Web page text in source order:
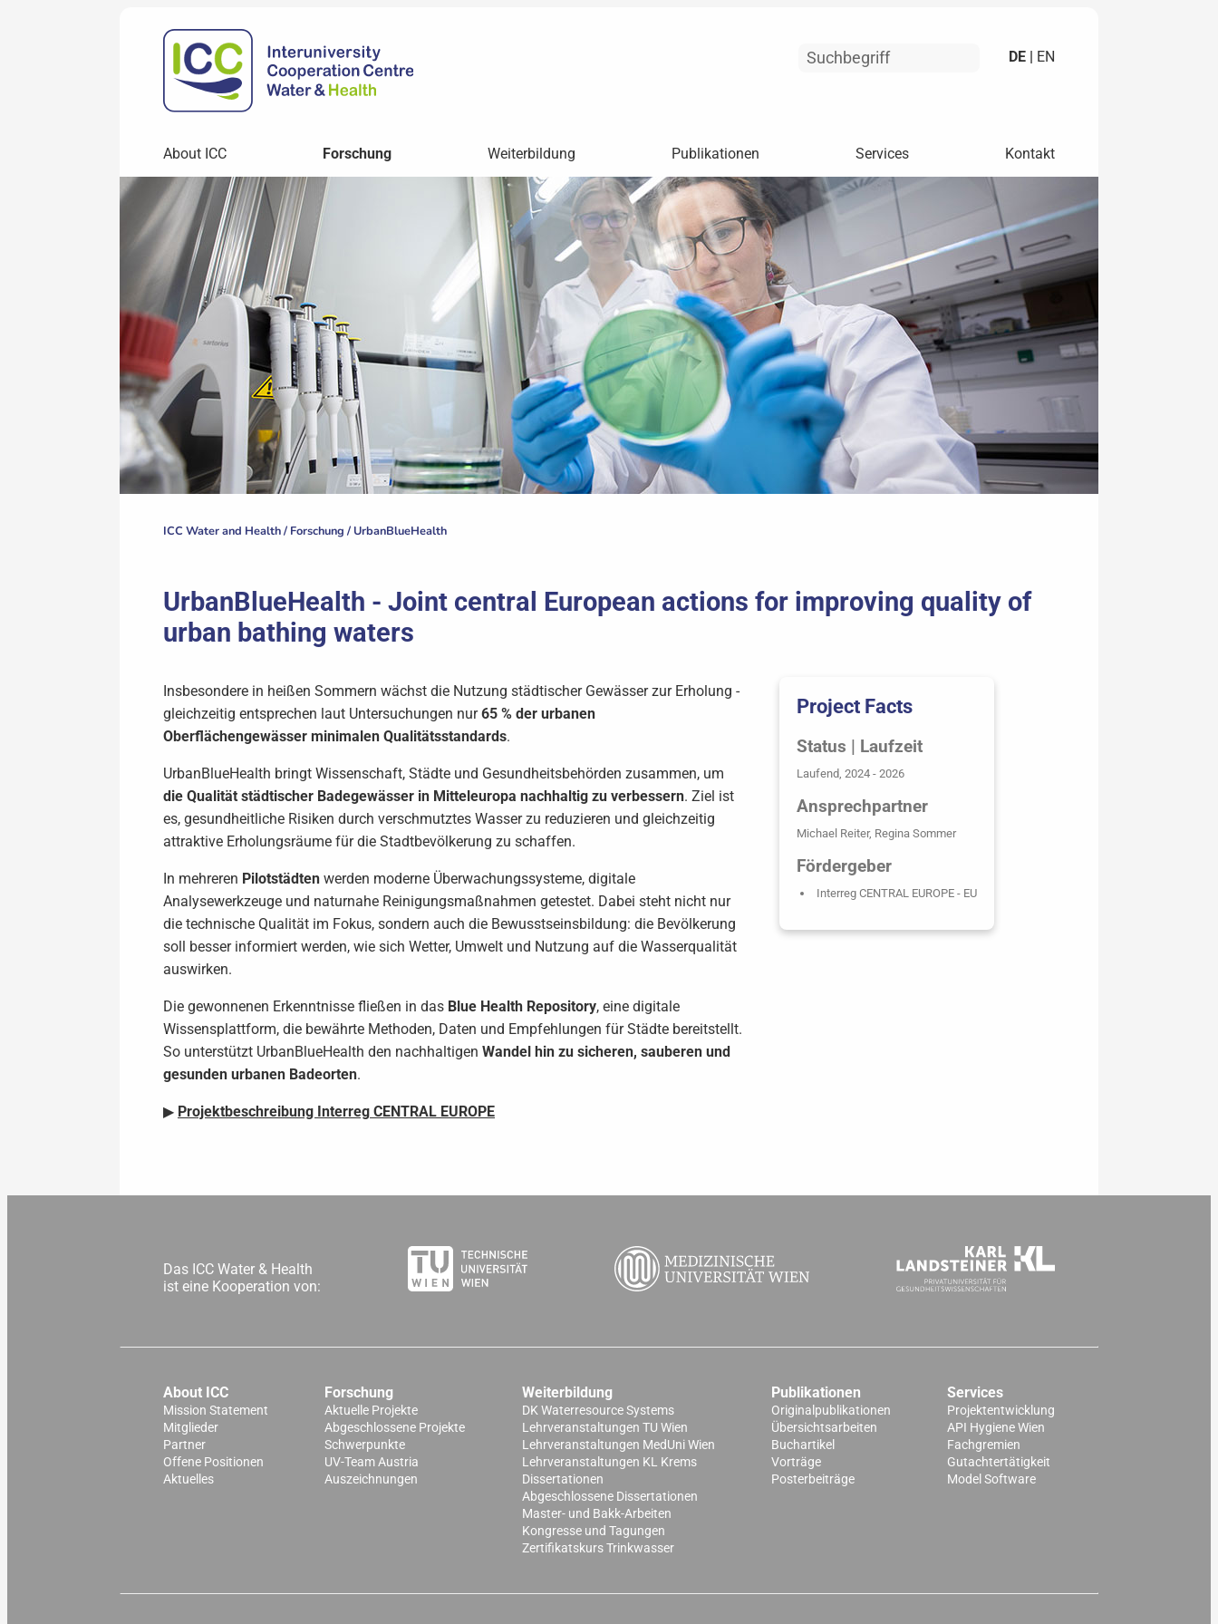
DE | EN
About ICC Forschung Weiterbildung Publikationen Services Kontakt
ICC Water and Health / Forschung / UrbanBlueHealth
UrbanBlueHealth - Joint central European actions for improving quality of
urban bathing waters
Insbesondere in heißen Sommern wächst die Nutzung städtischer Gewässer zur Erholung -
gleichzeitig entsprechen laut Untersuchungen nur65 % der urbanen
Oberflächengewässer minimalen Qualitätsstandards.
UrbanBlueHealth bringt Wissenschaft, Städte und Gesundheitsbehörden zusammen, um
die Qualität städtischer Badegewässer in Mitteleuropa nachhaltig zu verbessern. Ziel ist
es, gesundheitliche Risiken durch verschmutztes Wasser zu reduzieren und gleichzeitig
attraktive Erholungsräume für die Stadtbevölkerung zu schaffen.
In mehreren Pilotstädten werden moderne Überwachungssysteme, digitale
Analysewerkzeuge und naturnahe Reinigungsmaßnahmen getestet. Dabei steht nicht nur
die technische Qualität im Fokus, sondern auch die Bewusstseinsbildung: die Bevölkerung
soll besser informiert werden, wie sich Wetter, Umwelt und Nutzung auf die Wasserqualität
auswirken.
Die gewonnenen Erkenntnisse fließen in das Blue Health Repository, eine digitale
Wissensplattform, die bewährte Methoden, Daten und Empfehlungen für Städte bereitstellt.
So unterstützt UrbanBlueHealth den nachhaltigen Wandel hin zu sicheren, sauberen und
gesunden urbanen Badeorten.
▶ Projektbeschreibung Interreg CENTRAL EUROPE
Project Facts
Status | Laufzeit
Laufend, 2024 - 2026
Ansprechpartner
Michael Reiter, Regina Sommer
Fördergeber
Interreg CENTRAL EUROPE- EU
Das ICC Water & Health
ist eine Kooperation von:
About ICC
Mission Statement
Mitglieder
Partner
Offene Positionen
Aktuelles
Forschung
Aktuelle Projekte
Abgeschlossene Projekte
Schwerpunkte
UV-Team Austria
Auszeichnungen
Weiterbildung
DK Waterresource Systems
Lehrveranstaltungen TU Wien
Lehrveranstaltungen MedUni Wien
Lehrveranstaltungen KL Krems
Dissertationen
Abgeschlossene Dissertationen
Master- und Bakk-Arbeiten
Kongresse und Tagungen
Zertifikatskurs Trinkwasser
Publikationen
Originalpublikationen
Übersichtsarbeiten
Buchartikel
Vorträge
Posterbeiträge
Services
Projektentwicklung
API Hygiene Wien
Fachgremien
Gutachtertätigkeit
Model Software